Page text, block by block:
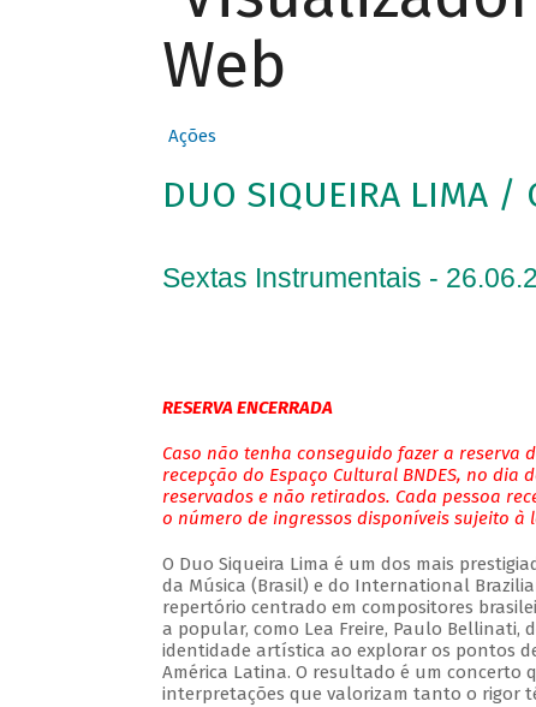
Web
Ações
DUO SIQUEIRA LIMA
Sextas Instrumentais -
RESERVA ENCERRADA
Caso não tenha conseguido fazer a
recepção do Espaço Cultural BNDES, no
reservados e não retirados. Cada pessoa
o número de ingressos disponíveis sujeito à
O Duo Siqueira Lima é um dos mais
da Música (Brasil) e do International
repertório centrado em compositores
a popular, como Lea Freire, Paulo Bellinati,
identidade artística ao explorar os pontos
América Latina. O resultado é um concerto
interpretações que valorizam tanto o rigor